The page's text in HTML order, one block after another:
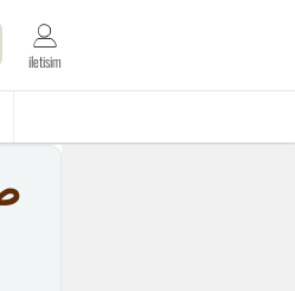
iletisim